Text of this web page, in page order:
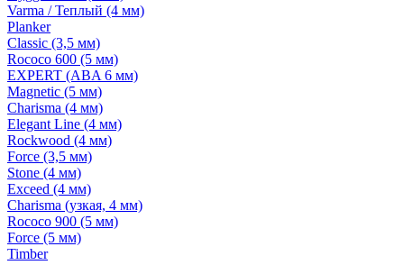
Varma / Теплый (4 мм)
Planker
Classic (3,5 мм)
Rococo 600 (5 мм)
EXPERT (ABA 6 мм)
Magnetic (5 мм)
Charisma (4 мм)
Elegant Line (4 мм)
Rockwood (4 мм)
Force (3,5 мм)
Stone (4 мм)
Exceed (4 мм)
Charisma (узкая, 4 мм)
Rococo 900 (5 мм)
Force (5 мм)
Timber